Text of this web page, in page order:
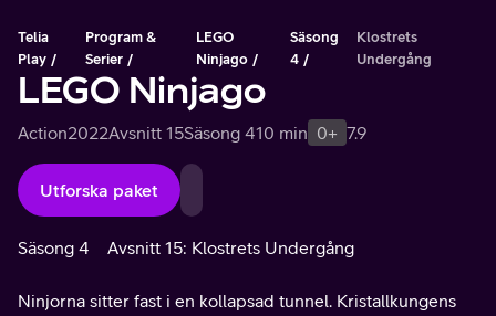
Telia
Play
Program &
Serier
LEGO
Ninjago
Säsong
4
Klostrets
Undergång
LEGO Ninjago
Action2022Avsnitt 15Säsong 410 min 0+ 7.9
Utforska paket
Säsong 4 Avsnitt 15: Klostrets Undergång
Ninjorna sitter fast i en kollapsad tunnel. Kristallkungens